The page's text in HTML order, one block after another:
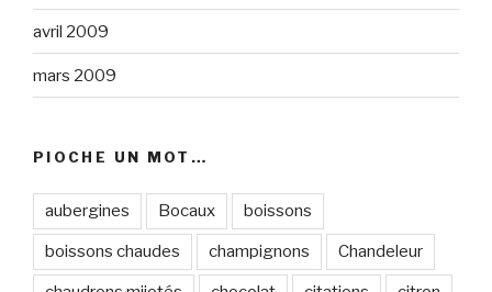
avril 2009
mars 2009
PIOCHE UN MOT…
aubergines Bocaux boissons
boissons chaudes champignons Chandeleur